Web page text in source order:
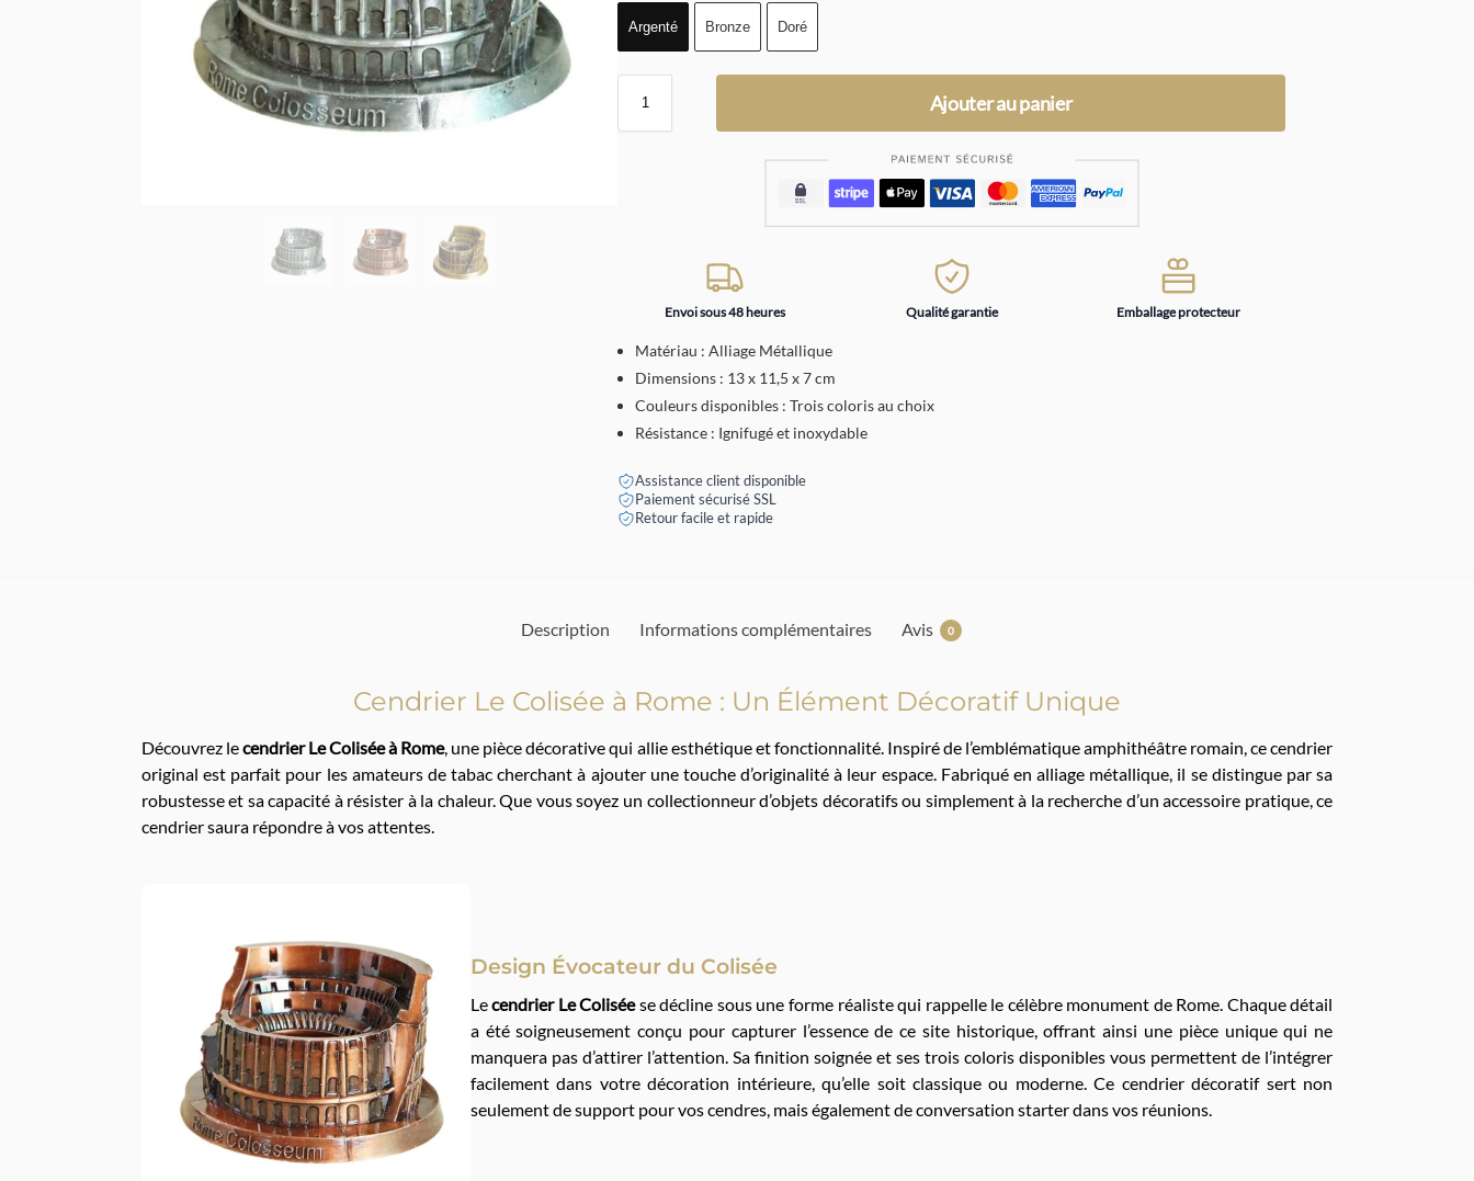
Argenté Bronze Doré
Ajouter au panier
Envoi sous 48 heures Qualité garantie Emballage protecteur
Matériau : Alliage Métallique
Dimensions : 13 x 11,5 x 7 cm
Couleurs disponibles : Trois coloris au choix
Résistance : Ignifugé et inoxydable
Assistance client disponible
Paiement sécurisé SSL
Retour facile et rapide
Description Informations complémentaires Avis 0
Cendrier Le Colisée à Rome : Un Élément Décoratif Unique
Découvrez lecendrier Le Colisée à Rome, une pièce décorative qui allie esthétique et fonctionnalité. Inspiré de l’emblématique amphithéâtre romain, ce cendrier
original est parfait pour les amateurs de tabac cherchant à ajouter une touche d’originalité à leur espace. Fabriqué en alliage métallique, il se distingue par sa
robustesse et sa capacité à résister à la chaleur. Que vous soyez un collectionneur d’objets décoratifs ou simplement à la recherche d’un accessoire pratique, ce
cendrier saura répondre à vos attentes.
Design Évocateur du Colisée
Lecendrier Le Coliséese décline sous une forme réaliste qui rappelle le célèbre monument de Rome. Chaque détail
a été soigneusement conçu pour capturer l’essence de ce site historique, offrant ainsi une pièce unique qui ne
manquera pas d’attirer l’attention. Sa finition soignée et ses trois coloris disponibles vous permettent de l’intégrer
facilement dans votre décoration intérieure, qu’elle soit classique ou moderne. Ce cendrier décoratif sert non
seulement de support pour vos cendres, mais également de conversation starter dans vos réunions.